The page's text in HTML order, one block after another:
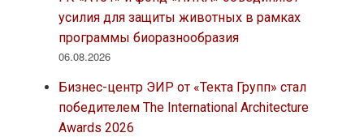
усилия для защиты животных в рамках
программы биоразнообразия
06.08.2026
Бизнес-центр ЭИР от «Текта Групп» стал
победителем The International Architecture
Awards 2026